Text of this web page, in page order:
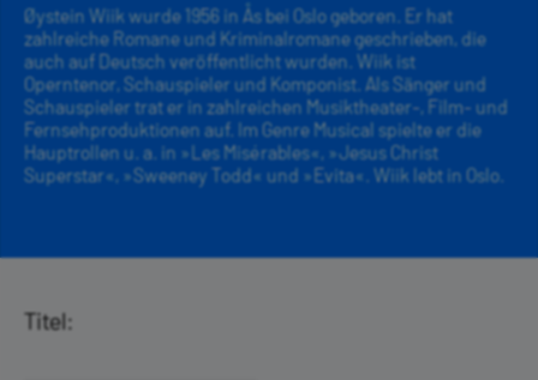
Øystein Wiik wurde 1956 in Ås bei Oslo geboren. Er hat
zahlreiche Romane und Kriminalromane geschrieben, die
auch auf Deutsch veröffentlicht wurden. Wiik ist
Operntenor, Schauspieler und Komponist. Als Sänger und
Schauspieler trat er in zahlreichen Musiktheater-, Film- und
Fernsehproduktionen auf. Im Genre Musical spielte er die
Hauptrollen u. a. in »Les Misérables«, »Jesus Christ
Superstar«, »Sweeney Todd« und »Evita«. Wiik lebt in Oslo.
Titel: